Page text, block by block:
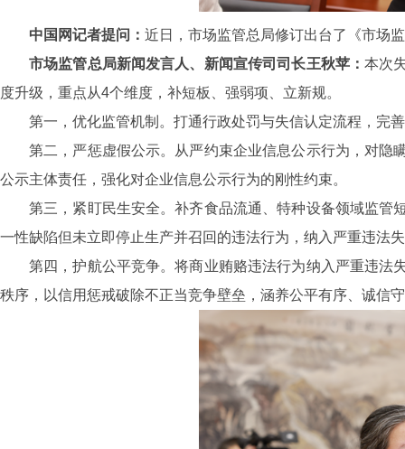
中国网记者提问： 近日，市场监管总局修订出台了《市场
市场监管总局新闻发言人、新闻宣传司司长王秋苹：本次
度升级，重点从4个维度，补短板、强弱项、立新规。
第一，优化监管机制。打通行政处罚与失信认定流程，完
第二，严惩虚假公示。从严约束企业信息公示行为，对隐
公示主体责任，强化对企业信息公示行为的刚性约束。
第三，紧盯民生安全。补齐食品流通、特种设备领域监管
一性缺陷但未立即停止生产并召回的违法行为，纳入严重违法
第四，护航公平竞争。将商业贿赂违法行为纳入严重违法
秩序，以信用惩戒破除不正当竞争壁垒，涵养公平有序、诚信